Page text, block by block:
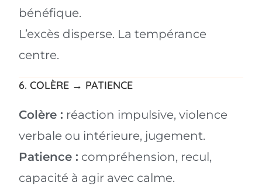
bénéfique.
L’excès disperse. La tempérance
centre.
6. COLÈRE → PATIENCE
Colère : réaction impulsive, violence
verbale ou intérieure, jugement.
Patience : compréhension, recul,
capacité à agir avec calme.